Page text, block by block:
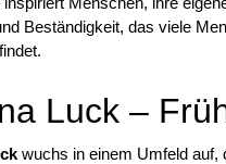
Beständigkeit, das viele
Luck –
wuchs in einem Umfeld auf,